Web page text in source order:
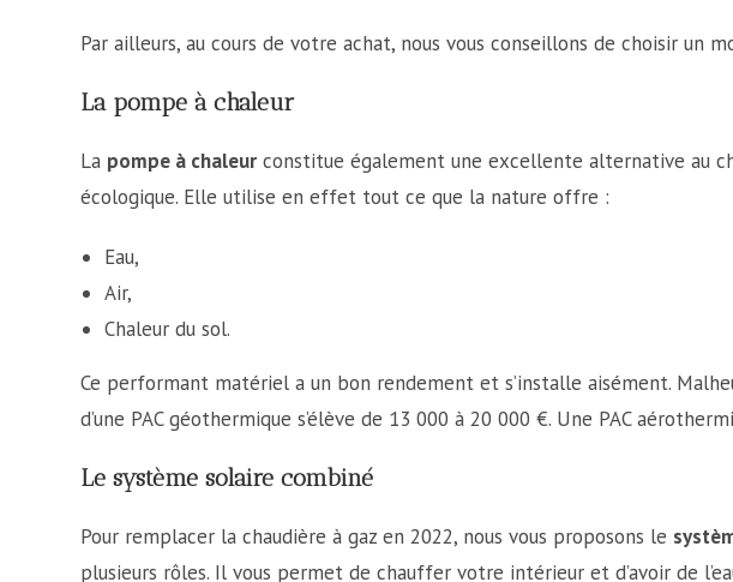
Par ailleurs, au cours de votre achat, nous vous conseillons de choisir un
La pompe à chaleur
La pompe à chaleur constitue également une excellente alternative au
écologique. Elle utilise en effet tout ce que la nature offre :
Eau,
Air,
Chaleur du sol.
Ce performant matériel a un bon rendement et s’installe aisément.
d’une PAC géothermique s’élève de 13 000 à 20 000 €. Une PAC
Le système solaire combiné
Pour remplacer la chaudière à gaz en 2022, nous vous proposons le
plusieurs rôles. Il vous permet de chauffer votre intérieur et d’avoir de